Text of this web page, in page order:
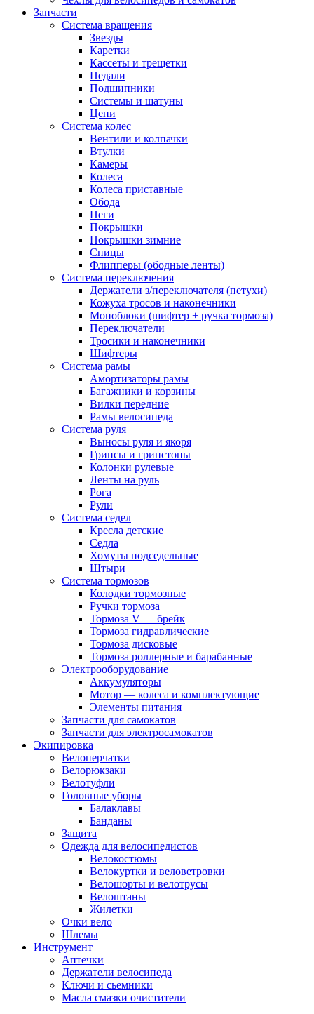
Запчасти
Система вращения
Звезды
Каретки
Кассеты и трещетки
Педали
Подшипники
Системы и шатуны
Цепи
Система колес
Вентили и колпачки
Втулки
Камеры
Колеса
Колеса приставные
Обода
Пеги
Покрышки
Покрышки зимние
Спицы
Флипперы (ободные ленты)
Система переключения
Держатели з/переключателя (петухи)
Кожуха тросов и наконечники
Моноблоки (шифтер + ручка тормоза)
Переключатели
Тросики и наконечники
Шифтеры
Система рамы
Амортизаторы рамы
Багажники и корзины
Вилки передние
Рамы велосипеда
Система руля
Выносы руля и якоря
Грипсы и грипстопы
Колонки рулевые
Ленты на руль
Рога
Рули
Система седел
Кресла детские
Седла
Хомуты подседельные
Штыри
Система тормозов
Колодки тормозные
Ручки тормоза
Тормоза V — брейк
Тормоза гидравлические
Тормоза дисковые
Тормоза роллерные и барабанные
Электрооборудование
Аккумуляторы
Мотор — колеса и комплектующие
Элементы питания
Запчасти для самокатов
Запчасти для электросамокатов
Экипировка
Велоперчатки
Велорюкзаки
Велотуфли
Головные уборы
Балаклавы
Банданы
Защита
Одежда для велосипедистов
Велокостюмы
Велокуртки и веловетровки
Велошорты и велотрусы
Велоштаны
Жилетки
Очки вело
Шлемы
Инструмент
Аптечки
Держатели велосипеда
Ключи и сьемники
Масла смазки очистители